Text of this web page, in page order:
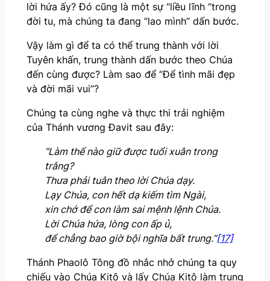
lời hứa ấy? Đó cũng là một sự “liều lĩnh “trong
đời tu, mà chúng ta đang “lao mình” dấn bước.
Vậy làm gì để ta có thể trung thành với lời
Tuyên khấn, trung thành dấn bước theo Chúa
đến cùng được? Làm sao để “Để tình mãi đẹp
và đời mãi vui”?
Chúng ta cùng nghe và thực thi trải nghiệm
của Thánh vương Đavit sau đây:
“Làm thế nào giữ được tuổi xuân trong
trắng?
Thưa phải tuân theo lời Chúa dạy.
Lạy Chúa, con hết dạ kiếm tìm Ngài,
xin chớ để con làm sai mệnh lệnh Chúa.
Lời Chúa hứa, lòng con ấp ủ,
để chẳng bao giờ bội nghĩa bất trung.”[17]
Thánh Phaolô Tông đồ nhắc nhở chúng ta quy
chiếu vào Chúa Kitô và lấy Chúa Kitô làm trung